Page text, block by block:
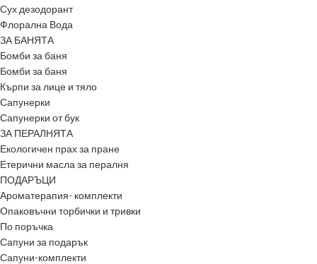
Сух дезодорант
Флорална Вода
ЗА БАНЯТА
Бомби за баня
Бомби за баня
Кърпи за лице и тяло
Сапунерки
Сапунерки от бук
ЗА ПЕРАЛНЯТА
Екологичен прах за пране
Етерични масла за пералня
ПОДАРЪЦИ
Ароматерапия- комплекти
Опаковъчни торбички и тривки
По поръчка
Сапуни за подарък
Сапуни-комплекти